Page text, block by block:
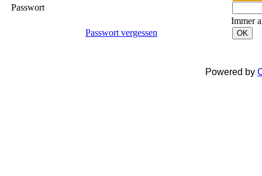
Passwort
Immer
Passwort vergessen
OK
Powered by